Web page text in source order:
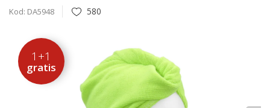
Kod: DA5948 580
1+1
gratis